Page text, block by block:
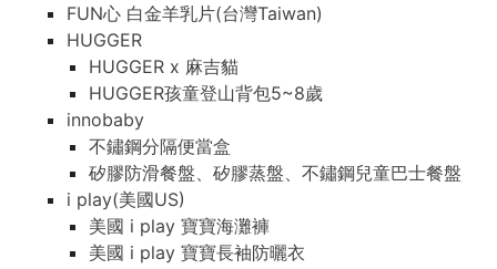
FUN心 白金羊乳片(台灣Taiwan)
HUGGER
HUGGER x 麻吉貓
HUGGER孩童登山背包5~8歲
innobaby
不鏽鋼分隔便當盒
矽膠防滑餐盤、矽膠蒸盤、不鏽鋼兒童巴士餐盤
i play(美國US)
美國 i play 寶寶海灘褲
美國 i play 寶寶長袖防曬衣